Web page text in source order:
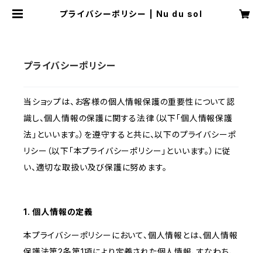
プライバシーポリシー | Nu du sol
プライバシーポリシー
当ショップは、お客様の個人情報保護の重要性について認
識し、個人情報の保護に関する法律（以下「個人情報保護
法」といいます。）を遵守すると共に、以下のプライバシーポ
リシー（以下「本プライバシーポリシー」といいます。）に従
い、適切な取扱い及び保護に努めます。
1. 個人情報の定義
本プライバシーポリシーにおいて、個人情報とは、個人情報